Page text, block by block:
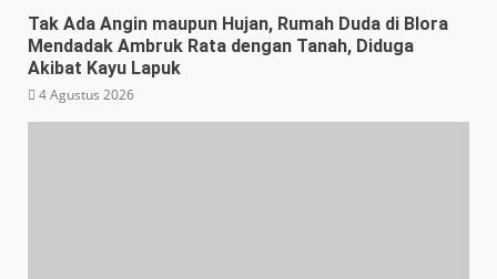
Tak Ada Angin maupun Hujan, Rumah Duda di Blora
Mendadak Ambruk Rata dengan Tanah, Diduga
Akibat Kayu Lapuk
4 Agustus 2026